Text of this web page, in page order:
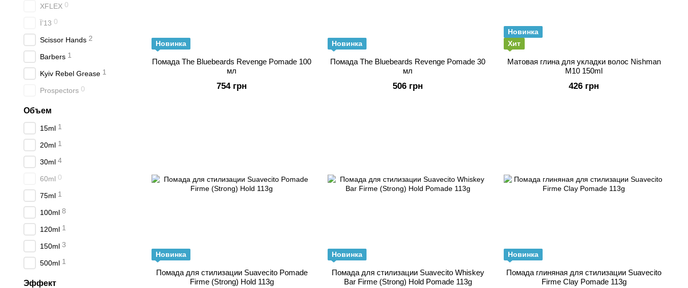
Новинка
Помада The Bluebeards Revenge Pomade 100
мл
754 грн
Новинка
Помада The Bluebeards Revenge Pomade 30
мл
506 грн
Новинка
Хит
Матовая глина для укладки волос Nishman
М10 150ml
426 грн
Новинка
Помада для стилизации Suavecito Pomade
Firme (Strong) Hold 113g
Новинка
Помада для стилизации Suavecito Whiskey
Bar Firme (Strong) Hold Pomade 113g
Новинка
Помада глиняная для стилизации Suavecito
Firme Clay Pomade 113g
XFLEX 0
Ї’13 0
Scissor Hands 2
Barbers 1
Kyiv Rebel Grease 1
Prospectors 0
Объем
15ml 1
20ml 1
30ml 4
60ml 0
75ml 1
100ml 8
120ml 1
150ml 3
500ml 1
Эффект